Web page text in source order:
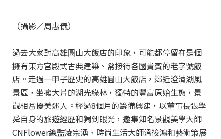
（攝影／周惠儀）
過去大家對高雄圓山大飯店的印象，可能都停留在是個
擁有東方宮殿式古典建築、常接待各國貴賓的老字號飯
店。走過一甲子歷史的高雄圓山大飯店，鄰近澄清湖風
景區，坐擁大片的湖光綠林，獨特的豐富原始生態，景
觀相當優美迷人。經過8個月的籌備興建，以董事長張學
舜自身的旅遊經歷和獨到眼光，邀集知名景觀美學大師
CNFlower總監凌宗湧、時尚生活大師溫筱鴻和藝術策展